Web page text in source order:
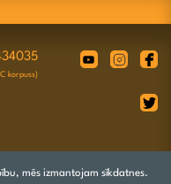
korpuss)
ielā
mēs izmantojam sīkdatnes.